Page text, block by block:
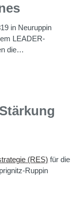
in Neuruppin
LEADER-
die…
(RES) für die
Ruppin